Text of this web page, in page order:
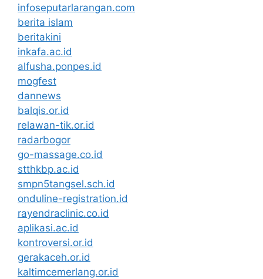
infoseputarlarangan.com
berita islam
beritakini
inkafa.ac.id
alfusha.ponpes.id
mogfest
dannews
balqis.or.id
relawan-tik.or.id
radarbogor
go-massage.co.id
stthkbp.ac.id
smpn5tangsel.sch.id
onduline-registration.id
rayendraclinic.co.id
aplikasi.ac.id
kontroversi.or.id
gerakaceh.or.id
kaltimcemerlang.or.id